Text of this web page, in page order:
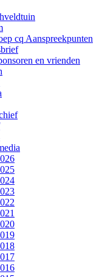
cq Aanspreekpunten
en vrienden